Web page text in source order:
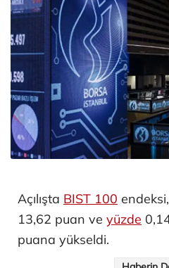
Açılışta BIST 100
13,62 puan ve yüzde
puana yükseldi.